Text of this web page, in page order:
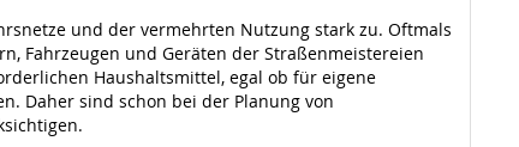
und der vermehrten Nutzung stark zu. Oftmals
Fahrzeugen und Geräten der Straßenmeistereien
Haushaltsmittel, egal ob für eigene
Daher sind schon bei der Planung von